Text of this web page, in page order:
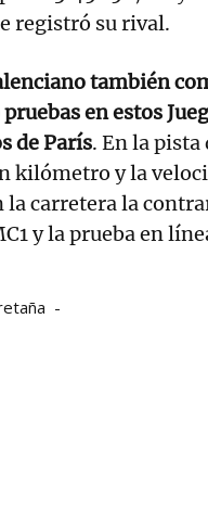
registró su rival.
también
en estos
de París. En la
kilómetro y la
la carretera la
y la prueba en